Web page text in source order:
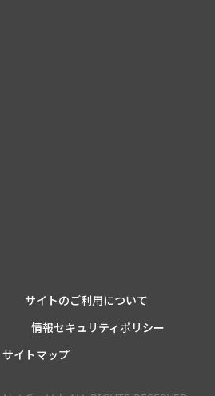
サイトのご利用について
情報セキュリティポリシー
サイトマップ